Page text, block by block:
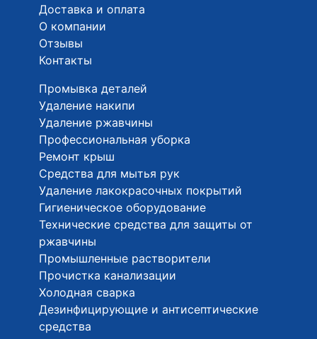
Доставка и оплата
О компании
Отзывы
Контакты
Промывка деталей
Удаление накипи
Удаление ржавчины
Профессиональная уборка
Ремонт крыш
Средства для мытья рук
Удаление лакокрасочных покрытий
Гигиеническое оборудование
Технические средства для защиты от
ржавчины
Промышленные растворители
Прочистка канализации
Холодная сварка
Дезинфицирующие и антисептические
средства